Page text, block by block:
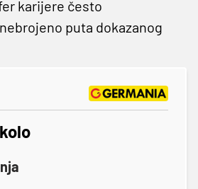
karijere često
puta dokazanog